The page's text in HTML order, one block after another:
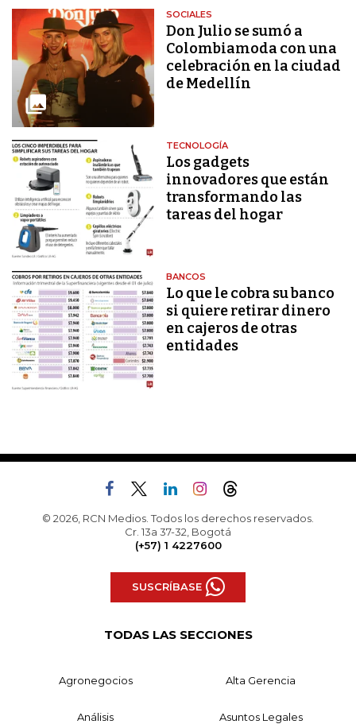
SOCIALES
Don Julio se sumó a
Colombiamoda con una
celebración en la ciudad
de Medellín
TECNOLOGÍA
Los gadgets
innovadores que están
transformando las
tareas del hogar
BANCOS
Lo que le cobra su banco
si quiere retirar dinero
en cajeros de otras
entidades
© 2026, RCN Medios. Todos los derechos reservados.
Cr. 13a 37-32, Bogotá
(+57) 1 4227600
SUSCRÍBASE
TODAS LAS SECCIONES
Agronegocios Alta Gerencia
Análisis Asuntos Legales